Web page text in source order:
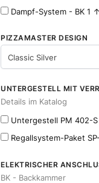
Dampf-System - BK 1 ↑
PIZZAMASTER DESIGN
UNTERGESTELL MIT
Details im Katalog
Untergestell PM 402-S
Regallsystem-Paket
ELEKTRISCHER
BK - Backkammer